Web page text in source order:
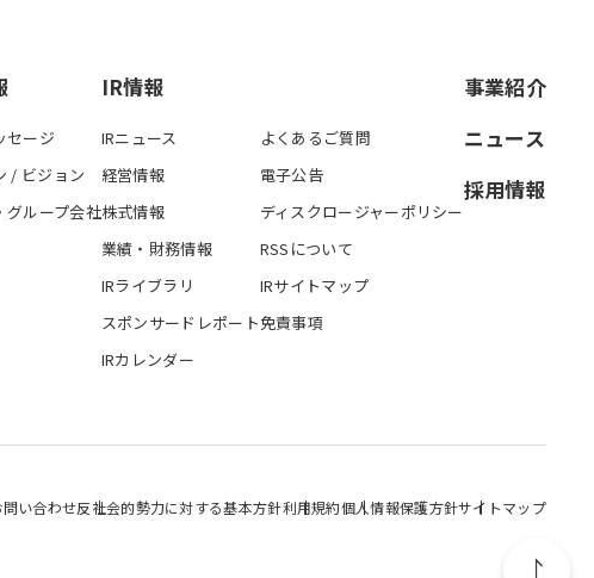
セージ
/ ビジョン
グループ会社
IR情報
IRニュース
経営情報
株式情報
業績・財務情報
IRライブラリ
スポンサードレポート
IRカレンダー
よくあるご質問
電子公告
ディスクロージャーポリシー
RSSについて
IRサイトマップ
免責事項
事業紹介
ニュース
採用情報
問い合わせ反社会的勢力に対する基本方針利用規約個人情報保護方針サイトマップ